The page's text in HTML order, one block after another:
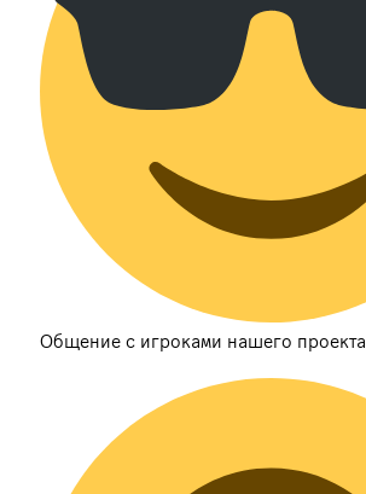
Общение с игроками нашего проекта